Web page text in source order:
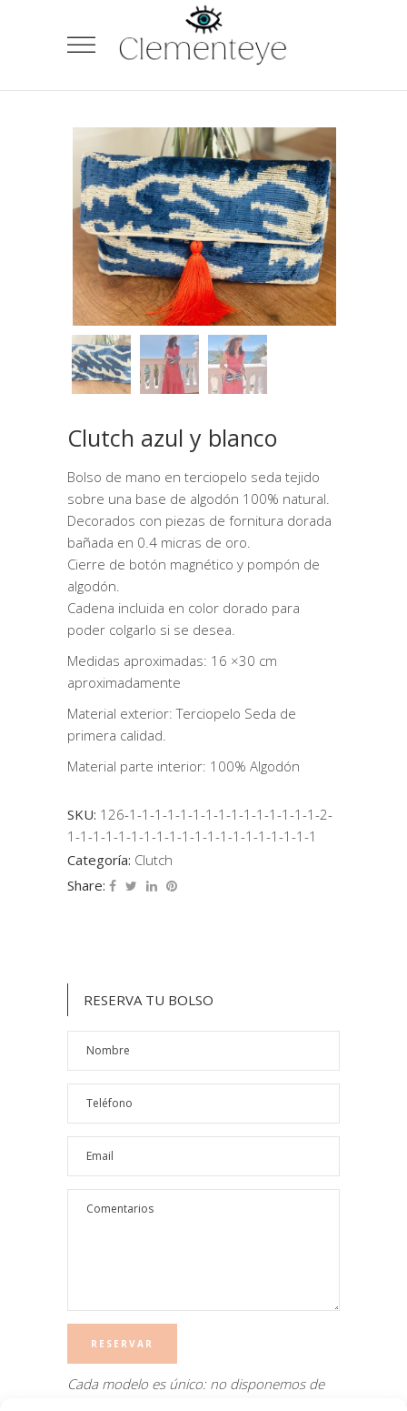
Clutch azul y blanco
Bolso de mano en terciopelo seda tejido
sobre una base de algodón 100% natural.
Decorados con piezas de fornitura dorada
bañada en 0.4 micras de oro.
Cierre de botón magnético y pompón de
algodón.
Cadena incluida en color dorado para
poder colgarlo si se desea.
Medidas aproximadas: 16 ×30 cm
aproximadamente
Material exterior: Terciopelo Seda de
primera calidad.
Material parte interior: 100% Algodón
SKU: 126-1-1-1-1-1-1-1-1-1-1-1-1-1-1-1-2-
1-1-1-1-1-1-1-1-1-1-1-1-1-1-1-1-1-1-1-1
Categoría: Clutch
Share:
RESERVA TU BOLSO
Cada modelo es único: no disponemos de